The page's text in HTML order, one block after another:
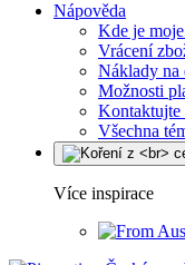
Nápověda
Kde je
Vrácení
Náklady na
Možnosti
Kontaktujte
Všechna
Více inspirace